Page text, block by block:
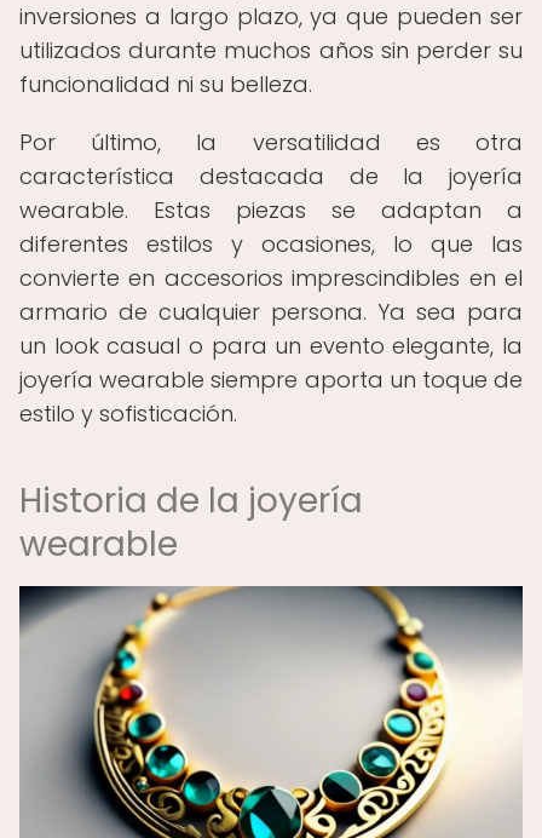
inversiones a largo plazo, ya que pueden ser
utilizados durante muchos años sin perder su
funcionalidad ni su belleza.
Por último, la versatilidad es otra
característica destacada de la joyería
wearable. Estas piezas se adaptan a
diferentes estilos y ocasiones, lo que las
convierte en accesorios imprescindibles en el
armario de cualquier persona. Ya sea para
un look casual o para un evento elegante, la
joyería wearable siempre aporta un toque de
estilo y sofisticación.
Historia de la joyería
wearable